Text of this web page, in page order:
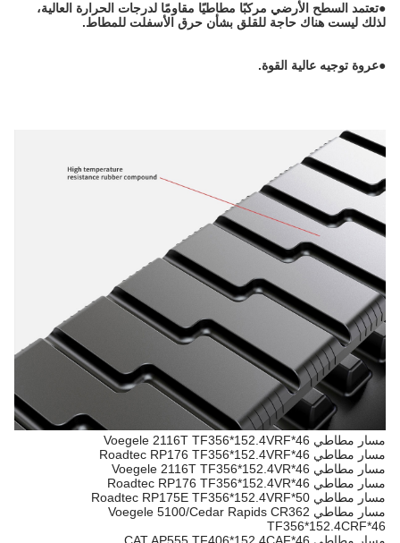
●تعتمد السطح الأرضي مركبًا مطاطيًا مقاومًا لدرجات الحرارة العالية،
لذلك ليست هناك حاجة للقلق بشأن حرق الأسفلت للمطاط.
●عروة توجيه عالية القوة.
مسار مطاطي Voegele 2116T TF356*152.4VRF*46
مسار مطاطي Roadtec RP176 TF356*152.4VRF*46
مسار مطاطي Voegele 2116T TF356*152.4VR*46
مسار مطاطي Roadtec RP176 TF356*152.4VR*46
مسار مطاطي Roadtec RP175E TF356*152.4VRF*50
مسار مطاطي Voegele 5100/Cedar Rapids CR362
TF356*152.4CRF*46